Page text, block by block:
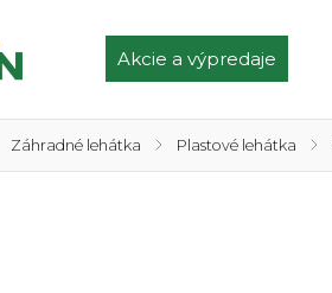
Akcie a výpredaje
Záhradné lehátka / Plastové lehátka /